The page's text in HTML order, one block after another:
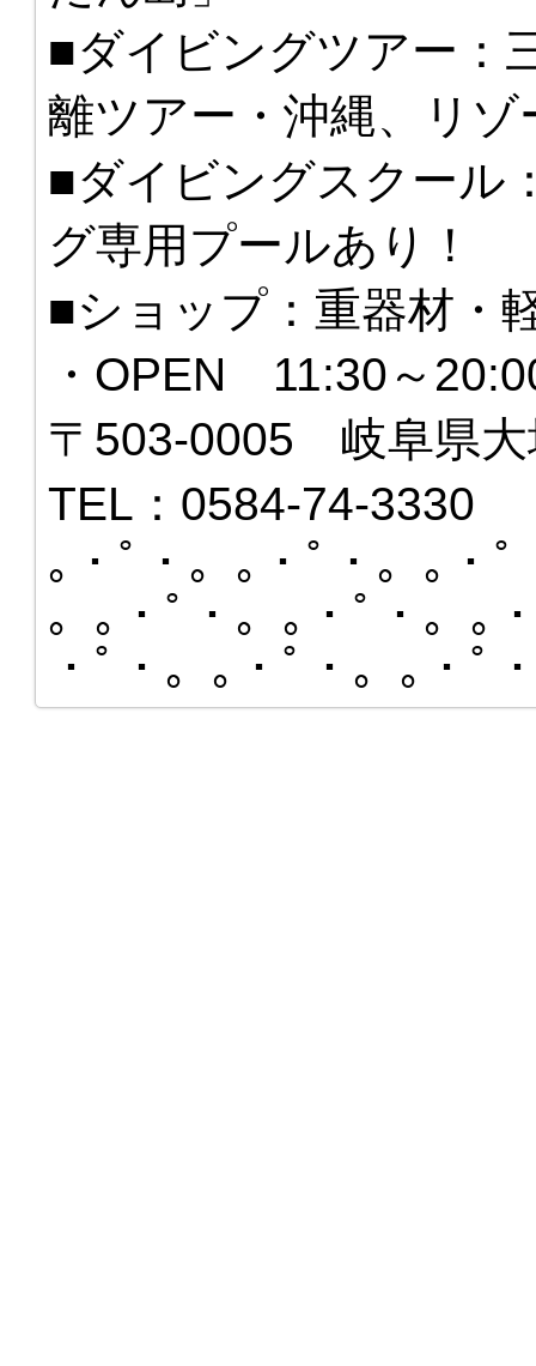
■ダイビングツアー：
離ツアー・沖縄、リ
■ダイビングスクール
グ専用プールあり！
■ショップ：重器材・
・OPEN 11:30～
〒503-0005 岐阜県大
TEL：0584-74-3330
｡・ﾟ・。｡・ﾟ・。｡・
。｡・ﾟ・。｡・ﾟ・。｡
・ﾟ・。｡・ﾟ・。｡・ﾟ